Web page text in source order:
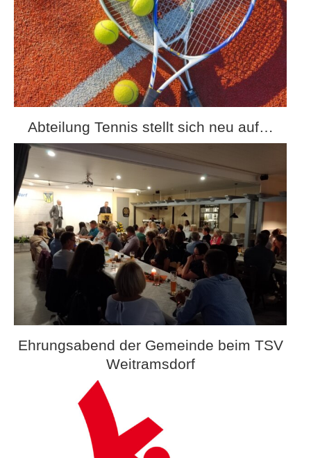
Abteilung Tennis stellt sich neu auf…
Ehrungsabend der Gemeinde beim TSV
Weitramsdorf